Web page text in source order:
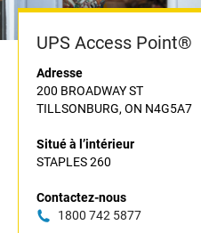
UPS Access Point®
Adresse
200 BROADWAY ST
TILLSONBURG, ON N4G5A7
Situé à l’intérieur
STAPLES 260
Contactez-nous
1800 742 5877